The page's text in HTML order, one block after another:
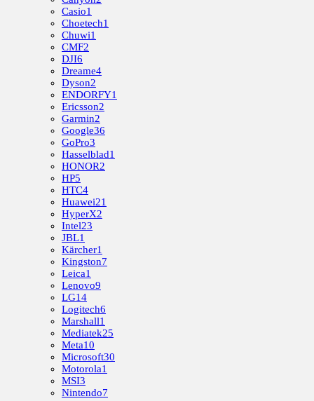
Casio1
Choetech1
Chuwi1
CMF2
DJI6
Dreame4
Dyson2
ENDORFY1
Ericsson2
Garmin2
Google36
GoPro3
Hasselblad1
HONOR2
HP5
HTC4
Huawei21
HyperX2
Intel23
JBL1
Kärcher1
Kingston7
Leica1
Lenovo9
LG14
Logitech6
Marshall1
Mediatek25
Meta10
Microsoft30
Motorola1
MSI3
Nintendo7